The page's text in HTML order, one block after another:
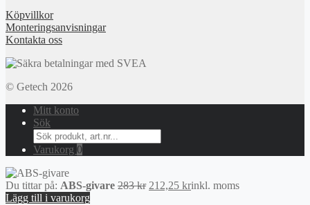
Köpvillkor
Monteringsanvisningar
Kontakta oss
© Getech 2026
Mitt konto
Sök
Search
for:
Varukorg 0
Du tittar på: ABS-givare 283kr Det
212,25 krDet
inkl. moms
Lägg till i varukorg